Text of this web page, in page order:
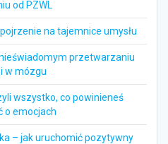
od PZWL
na tajemnice umysłu
przetwarzaniu
w mózgu
wszystko, co powinieneś
o emocjach
– jak uruchomić pozytywny